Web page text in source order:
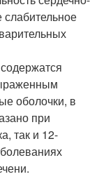
слабительное
оболочки, в
при
так и 12-